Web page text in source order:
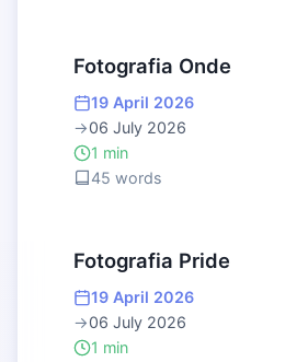
Fotografia Onde
19 April 2026
→06 July 2026
1 min
45 words
Fotografia Pride
19 April 2026
→06 July 2026
1 min